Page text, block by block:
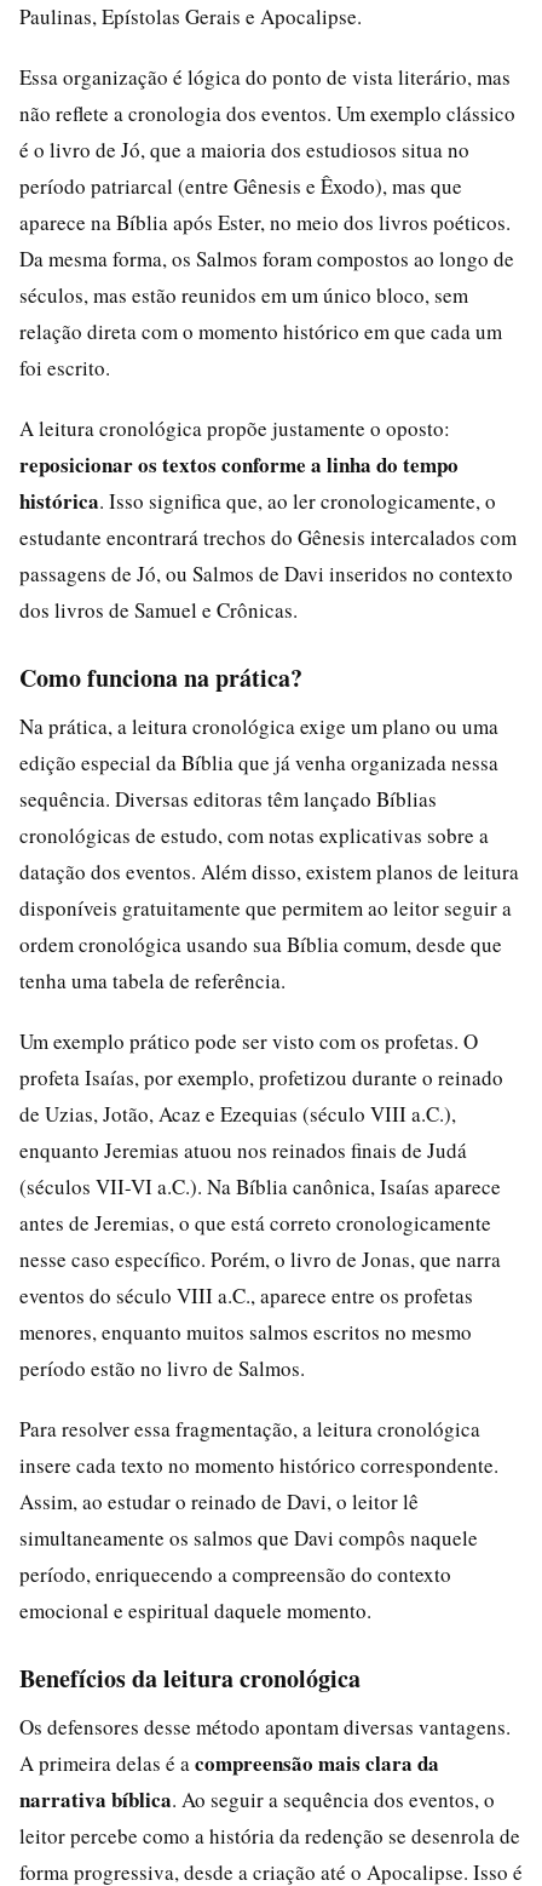
Paulinas, Epístolas Gerais e Apocalipse.
Essa organização é lógica do ponto de vista literário, mas
não reflete a cronologia dos eventos. Um exemplo clássico
é o livro de Jó, que a maioria dos estudiosos situa no
período patriarcal (entre Gênesis e Êxodo), mas que
aparece na Bíblia após Ester, no meio dos livros poéticos.
Da mesma forma, os Salmos foram compostos ao longo de
séculos, mas estão reunidos em um único bloco, sem
relação direta com o momento histórico em que cada um
foi escrito.
A leitura cronológica propõe justamente o oposto:
reposicionar os textos conforme a linha do tempo
histórica. Isso significa que, ao ler cronologicamente, o
estudante encontrará trechos do Gênesis intercalados com
passagens de Jó, ou Salmos de Davi inseridos no contexto
dos livros de Samuel e Crônicas.
Como funciona na prática?
Na prática, a leitura cronológica exige um plano ou uma
edição especial da Bíblia que já venha organizada nessa
sequência. Diversas editoras têm lançado Bíblias
cronológicas de estudo, com notas explicativas sobre a
datação dos eventos. Além disso, existem planos de leitura
disponíveis gratuitamente que permitem ao leitor seguir a
ordem cronológica usando sua Bíblia comum, desde que
tenha uma tabela de referência.
Um exemplo prático pode ser visto com os profetas. O
profeta Isaías, por exemplo, profetizou durante o reinado
de Uzias, Jotão, Acaz e Ezequias (século VIII a.C.),
enquanto Jeremias atuou nos reinados finais de Judá
(séculos VII-VI a.C.). Na Bíblia canônica, Isaías aparece
antes de Jeremias, o que está correto cronologicamente
nesse caso específico. Porém, o livro de Jonas, que narra
eventos do século VIII a.C., aparece entre os profetas
menores, enquanto muitos salmos escritos no mesmo
período estão no livro de Salmos.
Para resolver essa fragmentação, a leitura cronológica
insere cada texto no momento histórico correspondente.
Assim, ao estudar o reinado de Davi, o leitor lê
simultaneamente os salmos que Davi compôs naquele
período, enriquecendo a compreensão do contexto
emocional e espiritual daquele momento.
Benefícios da leitura cronológica
Os defensores desse método apontam diversas vantagens.
A primeira delas é a compreensão mais clara da
narrativa bíblica. Ao seguir a sequência dos eventos, o
leitor percebe como a história da redenção se desenrola de
forma progressiva, desde a criação até o Apocalipse. Isso é